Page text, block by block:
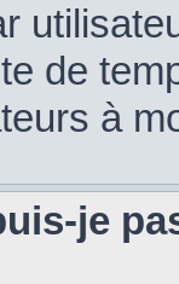
de
à
je